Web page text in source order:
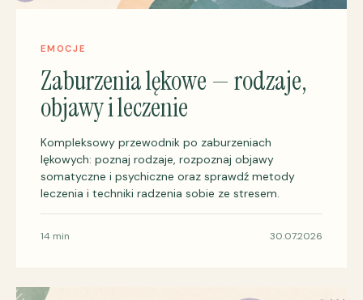
EMOCJE
Zaburzenia lękowe — rodzaje,
objawy i leczenie
Kompleksowy przewodnik po zaburzeniach
lękowych: poznaj rodzaje, rozpoznaj objawy
somatyczne i psychiczne oraz sprawdź metody
leczenia i techniki radzenia sobie ze stresem.
14 min 30.07.2026